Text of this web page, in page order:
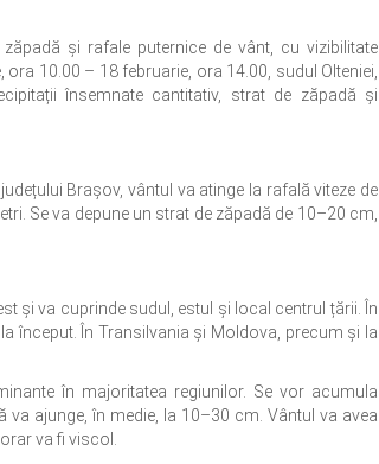
și rafale puternice de vânt, cu vizibilitate
10.00 – 18 februarie, ora 14.00, sudul Olteniei,
însemnate cantitativ, strat de zăpadă și
Brașov, vântul va atinge la rafală viteze de
Se va depune un strat de zăpadă de 10–20 cm,
și va cuprinde sudul, estul și local centrul țării. În
început. În Transilvania și Moldova, precum și la
în majoritatea regiunilor. Se vor acumula
ajunge, în medie, la 10–30 cm. Vântul va avea
va fi viscol.